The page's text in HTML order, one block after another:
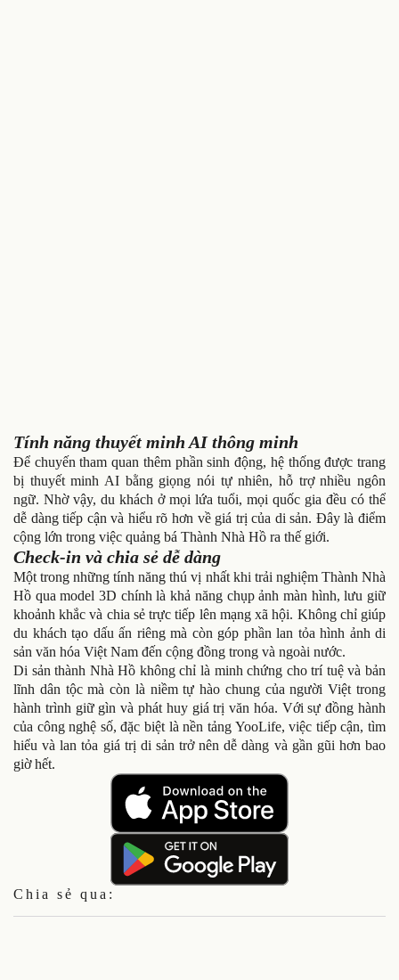
Tính năng thuyết minh AI thông minh
Để chuyến tham quan thêm phần sinh động, hệ thống được trang
bị thuyết minh AI bằng giọng nói tự nhiên, hỗ trợ nhiều ngôn
ngữ. Nhờ vậy, du khách ở mọi lứa tuổi, mọi quốc gia đều có thể
dễ dàng tiếp cận và hiểu rõ hơn về giá trị của di sản. Đây là điểm
cộng lớn trong việc quảng bá Thành Nhà Hồ ra thế giới.
Check-in và chia sẻ dễ dàng
Một trong những tính năng thú vị nhất khi trải nghiệm Thành Nhà
Hồ qua model 3D chính là khả năng chụp ảnh màn hình, lưu giữ
khoảnh khắc và chia sẻ trực tiếp lên mạng xã hội. Không chỉ giúp
du khách tạo dấu ấn riêng mà còn góp phần lan tỏa hình ảnh di
sản văn hóa Việt Nam đến cộng đồng trong và ngoài nước.
Di sản thành Nhà Hồ không chỉ là minh chứng cho trí tuệ và bản
lĩnh dân tộc mà còn là niềm tự hào chung của người Việt trong
hành trình giữ gìn và phát huy giá trị văn hóa. Với sự đồng hành
của công nghệ số, đặc biệt là nền tảng YooLife, việc tiếp cận, tìm
hiểu và lan tỏa giá trị di sản trở nên dễ dàng và gần gũi hơn bao
giờ hết.
Chia sẻ qua: